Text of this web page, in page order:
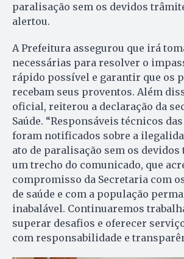
paralisação sem os devidos
alertou.
A Prefeitura assegurou que irá
necessárias para resolver o
rápido possível e garantir que os
recebam seus proventos. Além
oficial, reiterou a declaração da
Saúde. “Responsáveis técnicos
foram notificados sobre a
ato de paralisação sem os devidos
um trecho do comunicado, que
compromisso da Secretaria com
de saúde e com a população
inabalável. Continuaremos
superar desafios e oferecer
com responsabilidade e